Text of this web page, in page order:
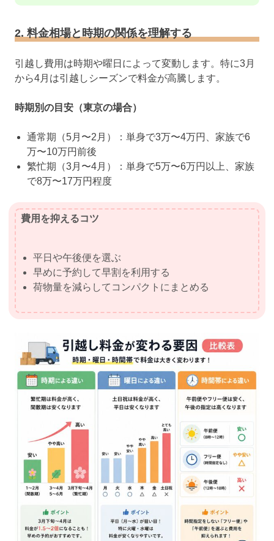
2. 料金相場と時期の関係を理解する
引越し費用は時期や曜日によって変動します。特に3月
から4月は引越しシーズンで料金が高騰します。
時期別の目安（東京の場合）
通常期（5月〜2月）：単身で3万〜4万円、家族で6
万〜10万円前後
繁忙期（3月〜4月）：単身で5万〜6万円以上、家族
で8万〜17万円程度
費用を抑えるコツ
平日や午後便を選ぶ
早めに予約して早割を利用する
荷物量を減らしてコンパクトにまとめる